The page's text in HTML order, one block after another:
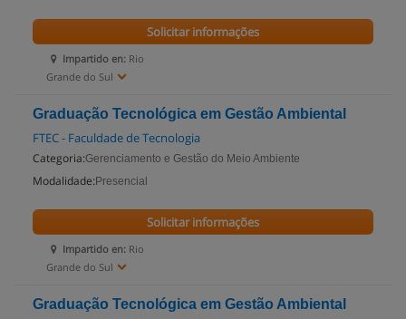
Impartido en: Rio
Grande do Sul
Solicitar informações
Graduação Tecnológica em Gestão Ambiental
FTEC - Faculdade de Tecnologia
Categoria:Gerenciamento e Gestão do Meio Ambiente
Modalidade: Presencial
Impartido en: Rio
Grande do Sul
Solicitar informações
Graduação Tecnológica em Gestão Ambiental